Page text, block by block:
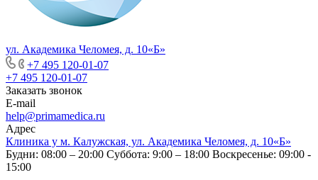
ул. Академика Челомея, д. 10«Б»
+7 495 120-01-07
+7 495 120-01-07
Заказать звонок
E-mail
help@primamedica.ru
Адрес
Клиника у м. Калужская, ул. Академика Челомея, д. 10«Б»
Будни: 08:00 – 20:00 Суббота: 9:00 – 18:00 Воскресенье: 09:00 -
15:00